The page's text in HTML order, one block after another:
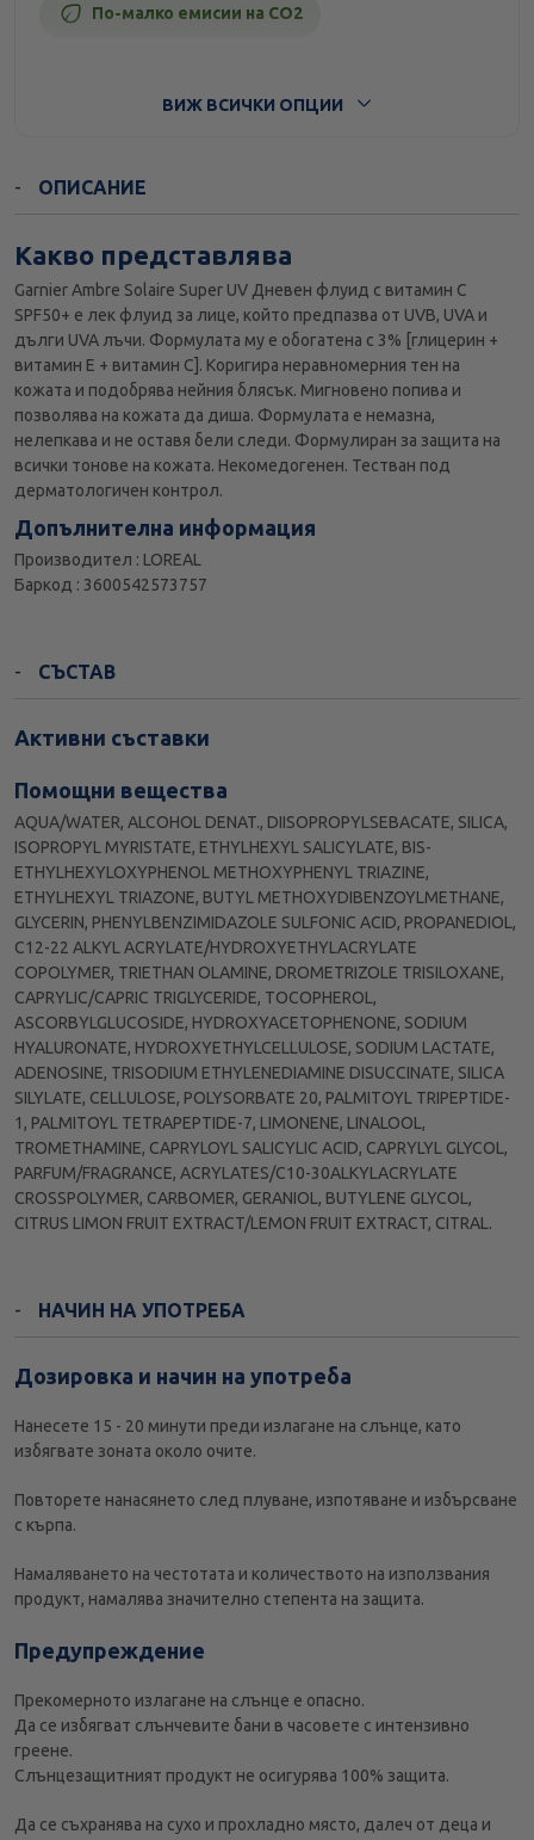
По-малко емисии на CO2
ВИЖ ВСИЧКИ ОПЦИИ
ОПИСАНИЕ
Какво представлява
Garnier Ambre Solaire Super UV Дневен флуид с витамин C
SPF50+ e лек флуид за лице, който предпазва от UVB, UVA и
дълги UVA лъчи. Формулата му е обогатена с 3% [глицерин +
витамин Е + витамин С]. Коригира неравномерния тен на
кожата и подобрява нейния блясък. Мигновено попива и
позволява на кожата да диша. Формулата е немазна,
нелепкава и не оставя бели следи. Формулиран за защита на
всички тонове на кожата. Некомедогенен. Тестван под
дерматологичен контрол.
Допълнителна информация
Производител : LOREAL
Баркод : 3600542573757
СЪСТАВ
Активни съставки
Помощни вещества
AQUA/WATER, ALCOHOL DENAT., DIISOPROPYLSEBACATE, SILICA,
ISOPROPYL MYRISTATE, ETHYLHEXYL SALICYLATE, BIS-
ETHYLHEXYLOXYPHENOL METHOXYPHENYL TRIAZINE,
ETHYLHEXYL TRIAZONE, BUTYL METHOXYDIBENZOYLMETHANE,
GLYCERIN, PHENYLBENZIMIDAZOLE SULFONIC ACID, PROPANEDIOL,
C12-22 ALKYL ACRYLATE/HYDROXYETHYLACRYLATE
COPOLYMER, TRIETHAN OLAMINE, DROMETRIZOLE TRISILOXANE,
CAPRYLIC/CAPRIC TRIGLYCERIDE, TOCOPHEROL,
ASCORBYLGLUCOSIDE, HYDROXYACETOPHENONE, SODIUM
HYALURONATE, HYDROXYETHYLCELLULOSE, SODIUM LACTATE,
ADENOSINE, TRISODIUM ETHYLENEDIAMINE DISUCCINATE, SILICA
SILYLATE, CELLULOSE, POLYSORBATE 20, PALMITOYL TRIPEPTIDE-
1, PALMITOYL TETRAPEPTIDE-7, LIMONENE, LINALOOL,
TROMETHAMINE, CAPRYLOYL SALICYLIC ACID, CAPRYLYL GLYCOL,
PARFUM/FRAGRANCE, ACRYLATES/C10-30ALKYLACRYLATE
CROSSPOLYMER, CARBOMER, GERANIOL, BUTYLENE GLYCOL,
CITRUS LIMON FRUIT EXTRACT/LEMON FRUIT EXTRACT, CITRAL.
НАЧИН НА УПОТРЕБА
Дозировка и начин на употреба
Нанесете 15 - 20 минути преди излагане на слънце, като
избягвате зоната около очите.
Повторете нанасянето след плуване, изпотяване и избърсване
с кърпа.
Намаляването на честотата и количеството на използвания
продукт, намалява значително степента на защита.
Предупреждение
Прекомерното излагане на слънце е опасно.
Да се избягват слънчевите бани в часовете с интензивно
греене.
Слънцезащитният продукт не осигурява 100% защита.
Да се съхранява на сухо и прохладно място, далеч от деца и